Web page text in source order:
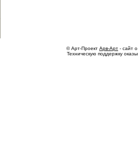
© Арт-Проект Арв-Арт - сайт
Техническую поддержку